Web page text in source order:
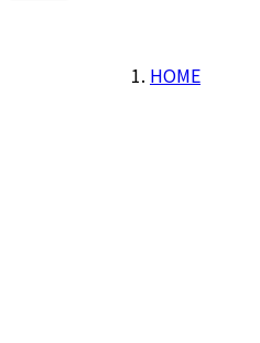
HOME